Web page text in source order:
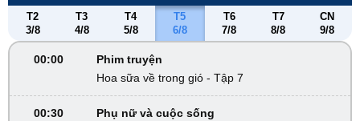
T2
3/8
T3
4/8
T4
5/8
T5
6/8
T6
7/8
T7
8/8
CN
9/8
00:00
Phim truyện
Hoa sữa về trong gió - Tập 7
00:30
Phụ nữ và cuộc sống